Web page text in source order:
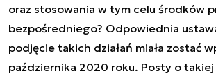
oraz stosowania w tym celu środków
bezpośredniego? Odpowiednia
podjęcie takich działań miała zostać
października 2020 roku. Posty o